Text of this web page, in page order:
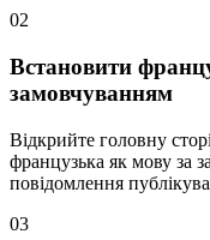
02
Встановити
замовчуванням
Відкрийте головну
французька як мову за
повідомлення
03